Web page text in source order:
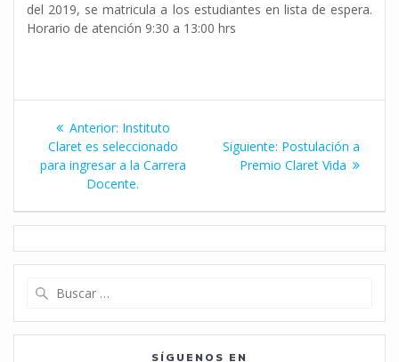
del 2019, se matricula a los estudiantes en lista de espera.
Horario de atención 9:30 a 13:00 hrs
Navegación
de
entradas
Anterior: Entrada
anterior:
Instituto
Claret es seleccionado
para ingresar a la Carrera
Docente.
Siguiente: Siguiente
entrada:
Postulación a
Premio Claret Vida
SÍGUENOS EN